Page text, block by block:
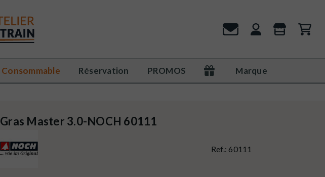
Consommable Réservation PROMOS Marque
Gras Master 3.0-NOCH 60111
Ref.:60111